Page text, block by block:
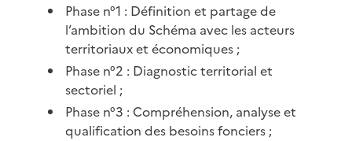
Phase n°1 : Définition et partage de
l’ambition du Schéma avec les acteurs
territoriaux et économiques ;
Phase n°2 : Diagnostic territorial et
sectoriel ;
Phase n°3 : Compréhension, analyse et
qualification des besoins fonciers ;